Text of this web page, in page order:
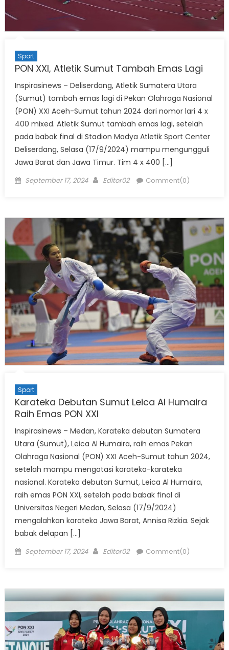
Sport
PON XXI, Atletik Sumut Tambah Emas Lagi
Inspirasinews – Deliserdang, Atletik Sumatera Utara
(Sumut) tambah emas lagi di Pekan Olahraga Nasional
(PON) XXI Aceh-Sumut tahun 2024 dari nomor lari 4 x
400 mixed. Atletik Sumut tambah emas lagi, setelah
pada babak final di Stadion Madya Atletik Sport Center
Deliserdang, Selasa (17/9/2024) mampu mengungguli
Jawa Barat dan Jawa Timur. Tim 4 x 400 […]
Posted
September 17, 2024 Author
Editor02 Comment(0)
Sport
Karateka Debutan Sumut Leica Al Humaira
Raih Emas PON XXI
Inspirasinews – Medan, Karateka debutan Sumatera
Utara (Sumut), Leica Al Humaira, raih emas Pekan
Olahraga Nasional (PON) XXI Aceh-Sumut tahun 2024,
setelah mampu mengatasi karateka-karateka
nasional. Karateka debutan Sumut, Leica Al Humaira,
raih emas PON XXI, setelah pada babak final di
Universitas Negeri Medan, Selasa (17/9/2024)
mengalahkan karateka Jawa Barat, Annisa Rizkia. Sejak
babak delapan […]
Posted
September 17, 2024 Author
Editor02 Comment(0)